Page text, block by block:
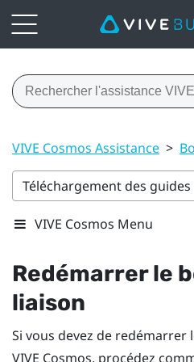
VIVE Cosmos Assistance >
Téléchargement des guides
VIVE Cosmos Menu
Redémarrer le
liaison
Si vous devez de redémarrer
VIVE Cosmos, procédez